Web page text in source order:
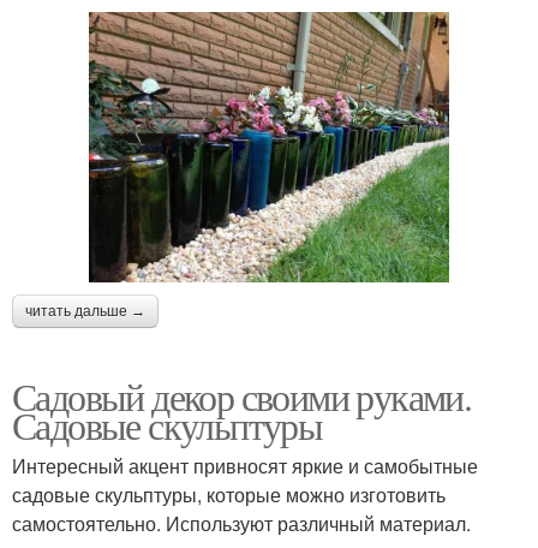
читать дальше →
Садовый декор своими руками.
Садовые скульптуры
Интересный акцент привносят яркие и самобытные
садовые скульптуры, которые можно изготовить
самостоятельно. Используют различный материал.